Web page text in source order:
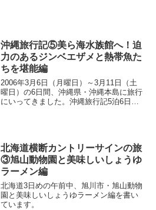
沖縄旅行記⑤美ら海水族館へ！迫
力のあるジンベエザメと熱帯魚た
ちを堪能編
2006年3月6日（月曜日）～3月11日（土
曜日）の6日間、沖縄県・沖縄本島に旅行
にいってきました。沖縄旅行記5泊6日の
北海道横断カントリーサインの旅
③旭山動物園と美味しいしょうゆ
ラーメン編
北海道3日めの午前中、旭川市・旭山動物
園と美味しいしょうゆラーメン編を書い
ています。